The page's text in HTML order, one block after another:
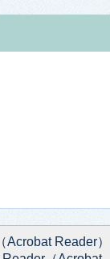
Acrobat Reader